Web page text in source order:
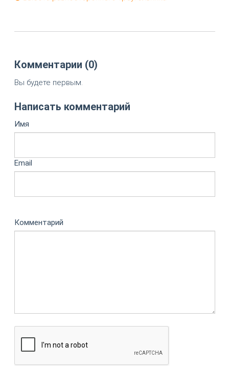
Комментарии (0)
Вы будете первым.
Написать комментарий
Имя
Email
Комментарий